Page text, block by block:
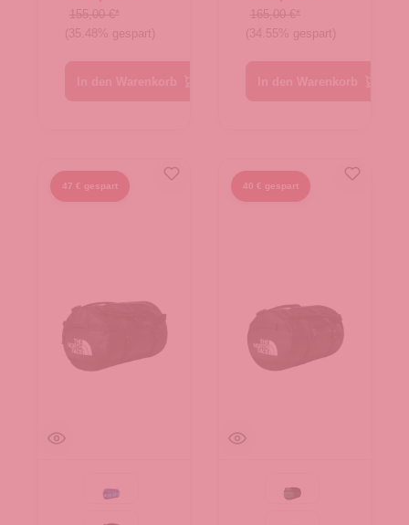
TNF Black
155,00 €*
(35.48% gespart)
TNF Black
165,00 €*
(34.55% gespart)
47 € gespart
Active blue
40 € gespart
Evergreen-TNF Black